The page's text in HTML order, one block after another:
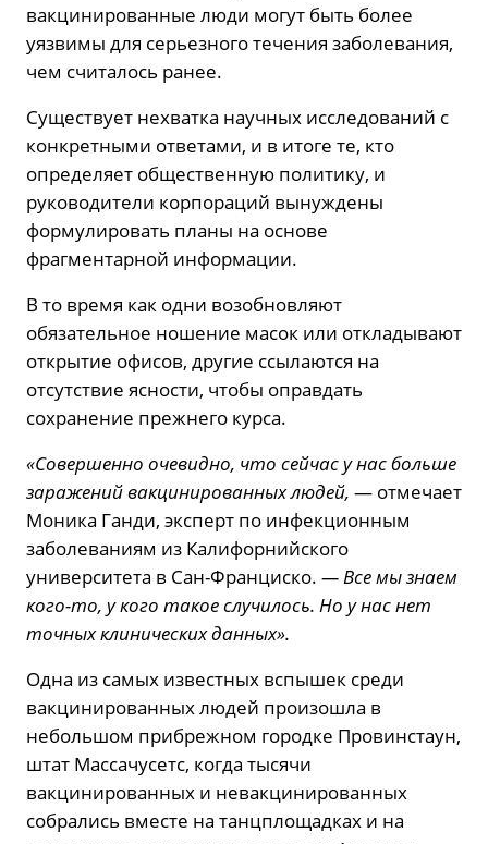
вакцинированные люди могут быть более
уязвимы для серьезного течения заболевания,
чем считалось ранее.
Существует нехватка научных исследований с
конкретными ответами, и в итоге те, кто
определяет общественную политику, и
руководители корпораций вынуждены
формулировать планы на основе
фрагментарной информации.
В то время как одни возобновляют
обязательное ношение масок или откладывают
открытие офисов, другие ссылаются на
отсутствие ясности, чтобы оправдать
сохранение прежнего курса.
«Совершенно очевидно, что сейчас у нас больше
заражений вакцинированных людей, — отмечает
Моника Ганди, эксперт по инфекционным
заболеваниям из Калифорнийского
университета в Сан-Франциско. — Все мы знаем
кого-то, у кого такое случилось. Но у нас нет
точных клинических данных».
Одна из самых известных вспышек среди
вакцинированных людей произошла в
небольшом прибрежном городке Провинстаун,
штат Массачусетс, когда тысячи
вакцинированных и невакцинированных
собрались вместе на танцплощадках и на